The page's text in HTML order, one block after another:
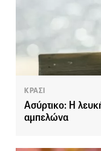
ΚΡΑΣΙ
Ασύρτικο: Η
αμπελώνα